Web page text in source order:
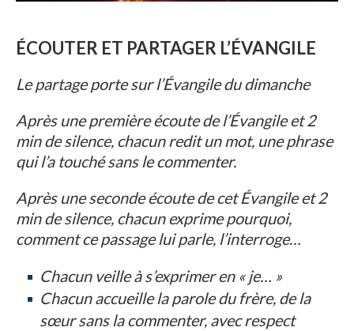
ÉCOUTER ET PARTAGER L’ÉVANGILE
Le partage porte sur l’Évangile du dimanche
Après une première écoute de l’Évangile et 2
min de silence, chacun redit un mot, une phrase
qui l’a touché sans le commenter.
Après une seconde écoute de cet Évangile et 2
min de silence, chacun exprime pourquoi,
comment ce passage lui parle, l’interroge…
Chacun veille à s’exprimer en « je… »
Chacun accueille la parole du frère, de la
sœur sans la commenter, avec respect